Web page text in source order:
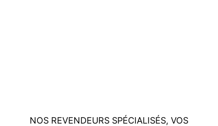
NOS REVENDEURS SPÉCIALISÉS, VOS